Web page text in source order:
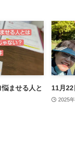
ませる人と
11月22
2025